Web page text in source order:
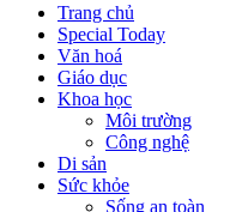
Trang chủ
Special Today
Văn hoá
Giáo dục
Khoa học
Môi trường
Công nghệ
Di sản
Sức khỏe
Sống an toàn